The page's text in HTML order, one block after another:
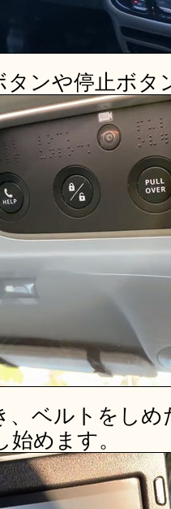
タンや停止ボタ
、ベルトをし
めます。